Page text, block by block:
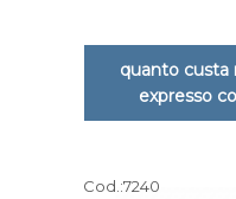
quanto custa
expresso
Cod.:7240